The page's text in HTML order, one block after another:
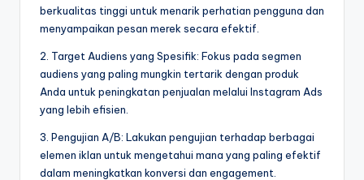
berkualitas tinggi untuk menarik perhatian pengguna dan
menyampaikan pesan merek secara efektif.
2. Target Audiens yang Spesifik: Fokus pada segmen
audiens yang paling mungkin tertarik dengan produk
Anda untuk peningkatan penjualan melalui Instagram Ads
yang lebih efisien.
3. Pengujian A/B: Lakukan pengujian terhadap berbagai
elemen iklan untuk mengetahui mana yang paling efektif
dalam meningkatkan konversi dan engagement.